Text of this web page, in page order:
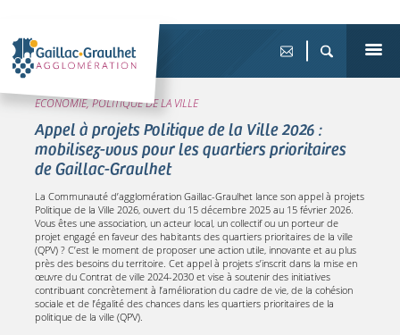
ECONOMIE, POLITIQUE DE LA VILLE
Appel à projets Politique de la Ville 2026 :
mobilisez-vous pour les quartiers prioritaires
de Gaillac-Graulhet
La Communauté d’agglomération Gaillac-Graulhet lance son appel à projets
Politique de la Ville 2026, ouvert du 15 décembre 2025 au 15 février 2026.
Vous êtes une association, un acteur local, un collectif ou un porteur de
projet engagé en faveur des habitants des quartiers prioritaires de la ville
(QPV) ? C’est le moment de proposer une action utile, innovante et au plus
près des besoins du territoire. Cet appel à projets s’inscrit dans la mise en
œuvre du Contrat de ville 2024-2030 et vise à soutenir des initiatives
contribuant concrètement à l’amélioration du cadre de vie, de la cohésion
sociale et de l’égalité des chances dans les quartiers prioritaires de la
politique de la ville (QPV).